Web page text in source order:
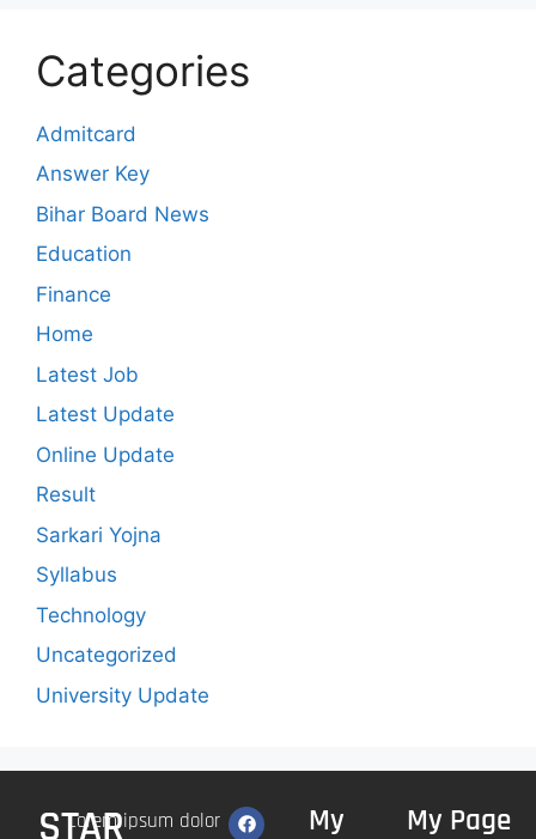
Categories
Admitcard
Answer Key
Bihar Board News
Education
Finance
Home
Latest Job
Latest Update
Online Update
Result
Sarkari Yojna
Syllabus
Technology
Uncategorized
University Update
STAR
Lorem ipsum dolor
My My Page